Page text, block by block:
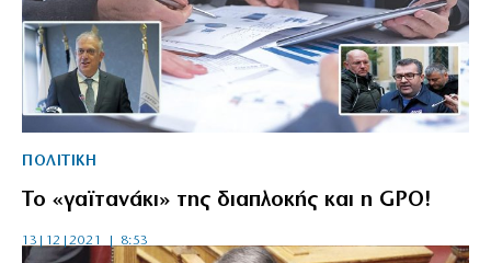
ΠΟΛΙΤΙΚΗ
Το «γαϊτανάκι» της διαπλοκής και η GPO!
13|12|2021 | 8:53